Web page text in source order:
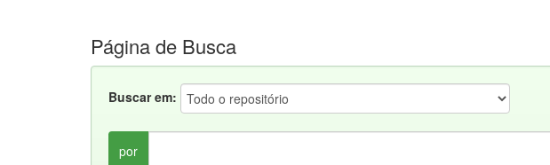
Página de Busca
Buscar em:
por